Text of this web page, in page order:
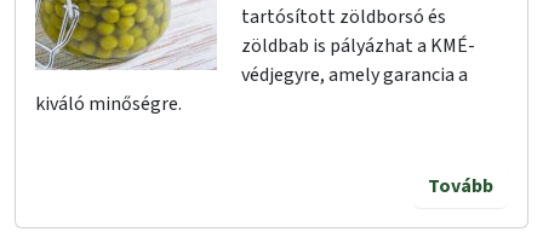
tartósított zöldborsó és
zöldbab is pályázhat a KMÉ-
védjegyre, amely garancia a
kiváló minőségre.
Tovább